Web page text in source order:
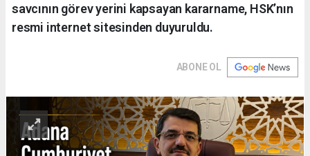
savcının görev yerini kapsayan kararname, HSK’nın
resmi internet sitesinden duyuruldu.
ABONE OL